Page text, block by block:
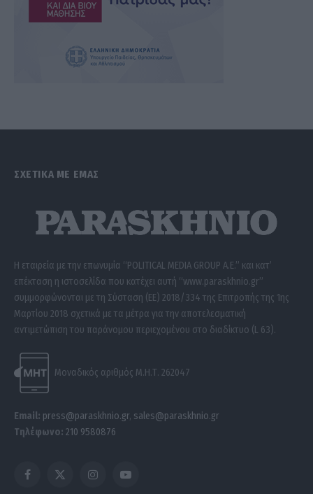
ΣΧΕΤΙΚΑ ΜΕ ΕΜΑΣ
Η εταιρεία με την επωνυμία “POLITICAL MEDIA GROUP A.E.” και κατ’
επέκταση η ιστοσελίδα που κατέχει αυτή “www.paraskhnio.gr”
συμμορφώνονται με τη Σύσταση (ΕΕ) 2018/334 της Επιτροπής της 1ης
Μαρτίου 2018 σχετικά με τα μέτρα για την αποτελεσματική
αντιμετώπιση του παράνομου περιεχομένου στο διαδίκτυο (L 63).
Μοναδικός αριθμός Μ.Η.Τ. 262047
Email: press@paraskhnio.gr, sales@paraskhnio.gr
Τηλέφωνο: 210 9580876
Facebook
X
InstagramYouTube